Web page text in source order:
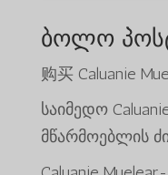
ბოლო
购买 Caluanie
საიმედო
მწარმოებლის